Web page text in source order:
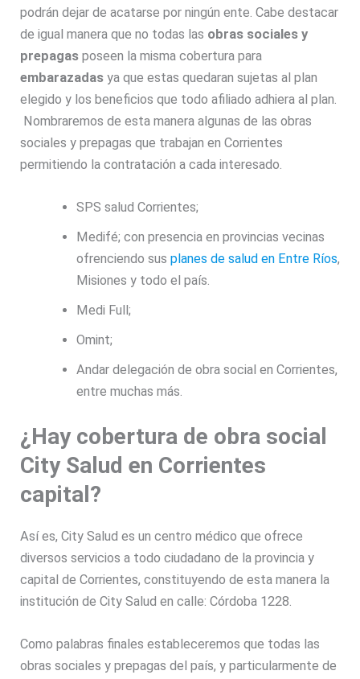
podrán dejar de acatarse por ningún ente. Cabe destacar
de igual manera que no todas las obras sociales y
prepagas poseen la misma cobertura para
embarazadas ya que estas quedaran sujetas al plan
elegido y los beneficios que todo afiliado adhiera al plan.
Nombraremos de esta manera algunas de las obras
sociales y prepagas que trabajan en Corrientes
permitiendo la contratación a cada interesado.
SPS salud Corrientes;
Medifé; con presencia en provincias vecinas
ofrenciendo sus planes de salud en Entre Ríos,
Misiones y todo el país.
Medi Full;
Omint;
Andar delegación de obra social en Corrientes,
entre muchas más.
¿Hay cobertura de obra social
City Salud en Corrientes
capital?
Así es, City Salud es un centro médico que ofrece
diversos servicios a todo ciudadano de la provincia y
capital de Corrientes, constituyendo de esta manera la
institución de City Salud en calle: Córdoba 1228.
Como palabras finales estableceremos que todas las
obras sociales y prepagas del país, y particularmente de